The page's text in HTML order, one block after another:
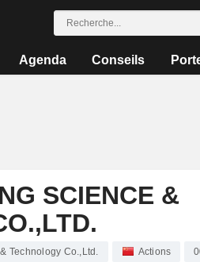
Agenda Conseils
SCIENCE &
Technology Co.,Ltd. Actions